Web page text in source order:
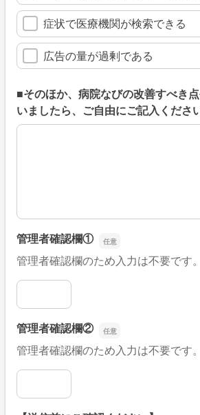
症状で医療機関が検索できる
広告の量が過剰である
■そのほか、病院なびの改善すべき
いましたら、ご自由にご記入くださ
■そのほか、病院なびの改善すべき
管理者確認欄①
管理者確認欄のため入力は不要です。
管理者確認欄①
管理者確認欄②
管理者確認欄のため入力は不要です。
管理者確認欄②